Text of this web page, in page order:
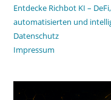
Entdecke Richbot KI –
automatisierten und
Datenschutz
Impressum